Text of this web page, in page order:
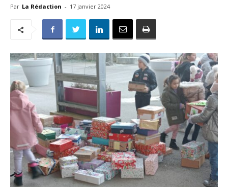
Par La Rédaction - 17 janvier 2024